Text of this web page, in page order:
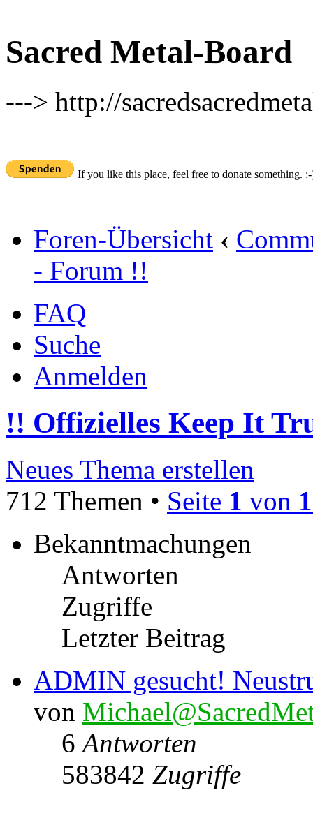
Sacred Metal-Board
---> http://
If you like this place, feel free to donate something.
Foren-Übersicht ‹
- Forum !!
FAQ
Suche
Anmelden
!! Offizielles Keep It
Neues Thema erstellen
712 Themen • Seite 1 von
Bekanntmachungen
Antworten
Zugriffe
Letzter Beitrag
ADMIN gesucht!
von
6Antworten
583842 Zugriffe